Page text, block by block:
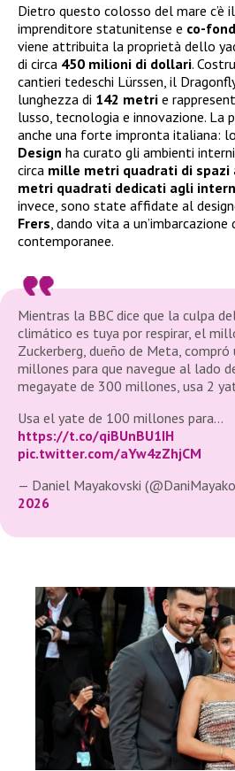
Dietro questo colosso del mare c’è
imprenditore statunitense e co-
viene attribuita la proprietà dello
di circa 450 milioni di dollari.
cantieri tedeschi Lürssen, il
lunghezza di 142 metri e
lusso, tecnologia e innovazione. La
anche una forte impronta italiana:
Design ha curato gli ambienti
circa mille metri quadrati di spazi
metri quadrati dedicati agli
invece, sono state affidate al
Frers , dando vita a
contemporanee.
Mientras la BBC dice que la culpa
climático es tuya por respirar, el
Zuckerberg, dueño de Meta,
millones para que navegue al lado
megayate de 300 millones, usa 2
Usa el yate de 100 millones para…
https://t.co/qiBUnBU1IH
pic.twitter.com/aYw4zZhjCM
— Daniel Mayakovski
2026